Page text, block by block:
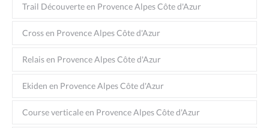
Trail Découverte en Provence Alpes Côte d'Azur
Cross en Provence Alpes Côte d'Azur
Relais en Provence Alpes Côte d'Azur
Ekiden en Provence Alpes Côte d'Azur
Course verticale en Provence Alpes Côte d'Azur